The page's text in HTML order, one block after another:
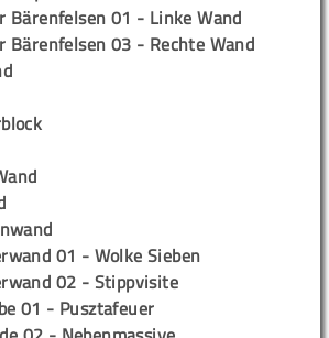
Bärenfelsen 01 - Linke Wand
Bärenfelsen 03 - Rechte Wand
01 - Wolke Sieben
02 - Stippvisite
01 - Pusztafeuer